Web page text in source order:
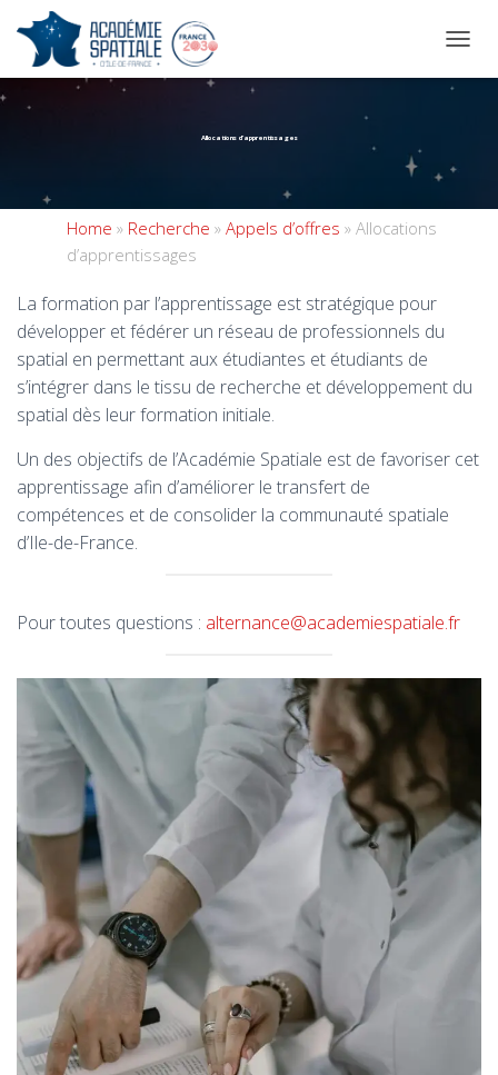
Allocations d’apprentissages
Home » Recherche » Appels d’offres » Allocations
d’apprentissages
La formation par l’apprentissage est stratégique pour
développer et fédérer un réseau de professionnels du
spatial en permettant aux étudiantes et étudiants de
s’intégrer dans le tissu de recherche et développement du
spatial dès leur formation initiale.
Un des objectifs de l’Académie Spatiale est de favoriser cet
apprentissage afin d’améliorer le transfert de
compétences et de consolider la communauté spatiale
d’Ile-de-France.
Pour toutes questions : alternance@academiespatiale.fr